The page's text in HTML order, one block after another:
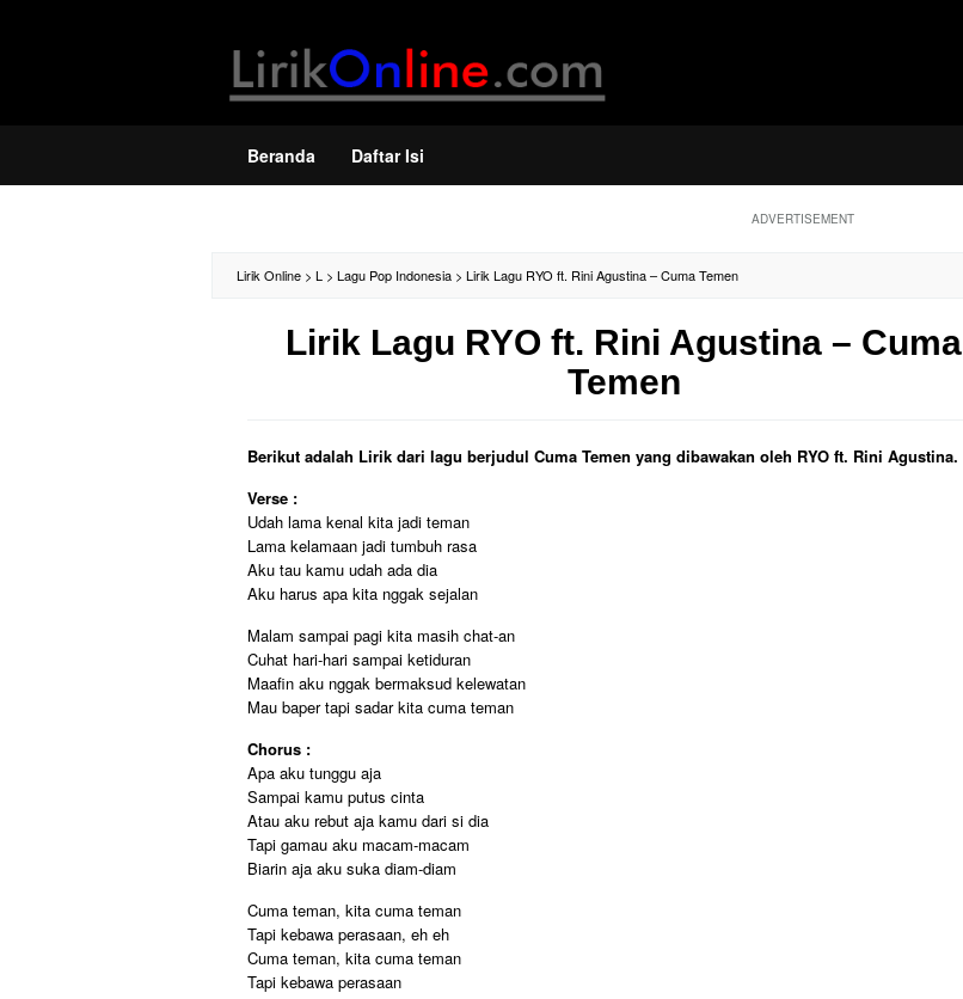
Beranda Daftar Isi
ADVERTISEMENT
Lirik Online > L > Lagu Pop Indonesia > Lirik Lagu RYO ft. Rini Agustina – Cuma Temen
Lirik Lagu RYO ft. Rini Agustina – Cuma
Temen
Berikut adalah Lirik dari lagu berjudul Cuma Temen yang dibawakan oleh RYO ft. Rini Agustina.
Verse :
Udah lama kenal kita jadi teman
Lama kelamaan jadi tumbuh rasa
Aku tau kamu udah ada dia
Aku harus apa kita nggak sejalan
Malam sampai pagi kita masih chat-an
Cuhat hari-hari sampai ketiduran
Maafin aku nggak bermaksud kelewatan
Mau baper tapi sadar kita cuma teman
Chorus :
Apa aku tunggu aja
Sampai kamu putus cinta
Atau aku rebut aja kamu dari si dia
Tapi gamau aku macam-macam
Biarin aja aku suka diam-diam
Cuma teman, kita cuma teman
Tapi kebawa perasaan, eh eh
Cuma teman, kita cuma teman
Tapi kebawa perasaan